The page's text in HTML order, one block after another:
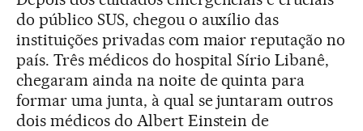
do público SUS, chegou o auxílio das
instituições privadas com maior reputação no
país. Três médicos do hospital Sírio Libanê,
chegaram ainda na noite de quinta para
formar uma junta, à qual se juntaram outros
dois médicos do Albert Einstein de